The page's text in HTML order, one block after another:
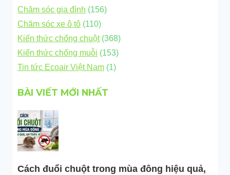
Chăm sóc gia đình (156)
Chăm sóc xe ô tô (110)
Kiến thức chống chuột(368)
Kiến thức chống muỗi (153)
Tin tức Ecoair Việt Nam (1)
BÀI VIẾT MỚI NHẤT
Cách đuổi chuột trong mùa đông hiệu quả,